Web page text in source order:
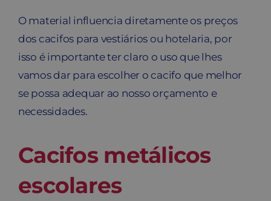
O material influencia diretamente os preços
dos cacifos para vestiários ou hotelaria, por
isso é importante ter claro o uso que lhes
vamos dar para escolher o cacifo que melhor
se possa adequar ao nosso orçamento e
necessidades.
Cacifos metálicos
escolares